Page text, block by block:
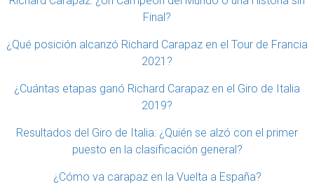
Final?
¿Qué posición alcanzó Richard Carapaz en el Tour de Francia
2021?
¿Cuántas etapas ganó Richard Carapaz en el Giro de Italia
2019?
Resultados del Giro de Italia: ¿Quién se alzó con el primer
puesto en la clasificación general?
¿Cómo va carapaz en la Vuelta a España?